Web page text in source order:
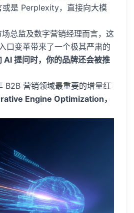
是 Perplexity，直接向大模
总监及数字营销经理而言，这
口变革带来了一个极其严肃的
AI 提问时，你的品牌还会被推
B2B 营销领域最重要的增量红
Engine Optimization，